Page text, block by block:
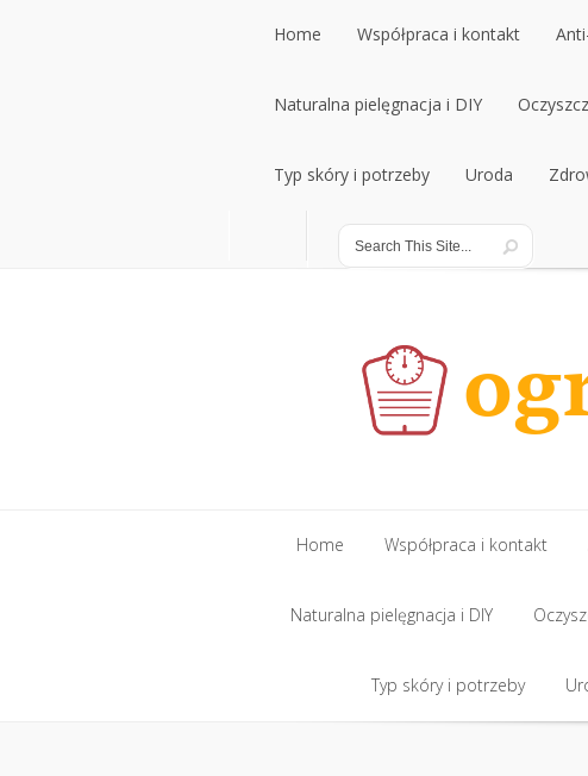
Home
Home
Współpraca i kontakt
Współpraca i kontakt
Naturalna pielęgnacja i DIY
Naturalna pielęgnacja i DIY
Typ skóry i potrzeby
Typ skóry i potrzeby
Uroda
Uroda
Home
Home
Współpraca i kontakt
Współpraca i kontakt
Naturalna pielęgnacja i DIY
Naturalna pielęgnacja i DIY
Typ skóry i potrzeby